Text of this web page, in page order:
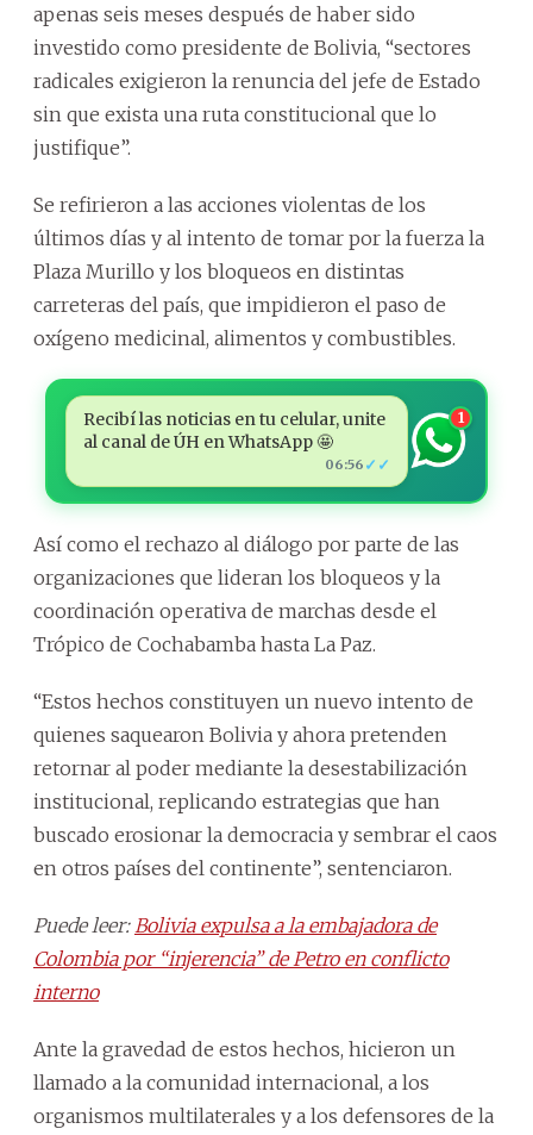
apenas seis meses después de haber sido
investido como presidente de Bolivia, “sectores
radicales exigieron la renuncia del jefe de Estado
sin que exista una ruta constitucional que lo
justifique”.
Se refirieron a las acciones violentas de los
últimos días y al intento de tomar por la fuerza la
Plaza Murillo y los bloqueos en distintas
carreteras del país, que impidieron el paso de
oxígeno medicinal, alimentos y combustibles.
Recibí las noticias en tu celular, unite
al canal de ÚH en WhatsApp 🤩
06:56 ✓✓
1
Así como el rechazo al diálogo por parte de las
organizaciones que lideran los bloqueos y la
coordinación operativa de marchas desde el
Trópico de Cochabamba hasta La Paz.
“Estos hechos constituyen un nuevo intento de
quienes saquearon Bolivia y ahora pretenden
retornar al poder mediante la desestabilización
institucional, replicando estrategias que han
buscado erosionar la democracia y sembrar el caos
en otros países del continente”, sentenciaron.
Puede leer: Bolivia expulsa a la embajadora de
Colombia por “injerencia” de Petro en conflicto
interno
Ante la gravedad de estos hechos, hicieron un
llamado a la comunidad internacional, a los
organismos multilaterales y a los defensores de la